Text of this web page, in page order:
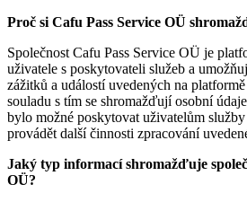
Proč si Cafu Pass Service OÜ
Společnost Cafu Pass Service OÜ je
uživatele s poskytovateli služeb a
zážitků a událostí uvedených na
souladu s tím se shromažďují osobní
bylo možné poskytovat uživatelům
provádět další činnosti zpracování
Jaký typ informací shromažďuje
OÜ?